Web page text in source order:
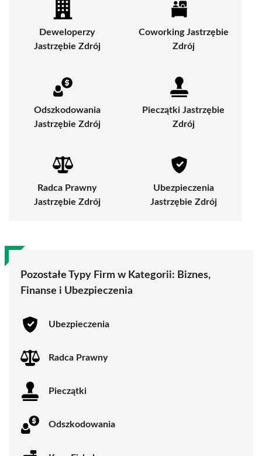
Deweloperzy
Jastrzębie Zdrój
Coworking Jastrzębie
Zdrój
Odszkodowania
Jastrzębie Zdrój
Pieczątki Jastrzębie
Zdrój
Radca Prawny
Jastrzębie Zdrój
Ubezpieczenia
Jastrzębie Zdrój
Pozostałe Typy Firm w Kategorii: Biznes,
Finanse i Ubezpieczenia
Ubezpieczenia
Radca Prawny
Pieczątki
Odszkodowania